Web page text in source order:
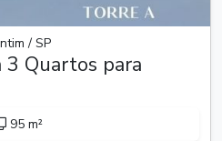
/ SP
Quartos para
95 m²